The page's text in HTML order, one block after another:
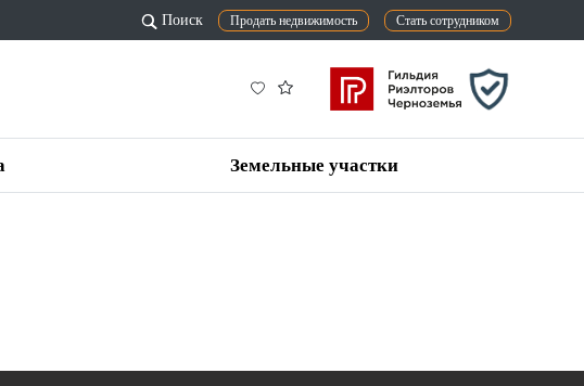
Поиск Продать недвижимость Стать сотрудником
Земельные участки